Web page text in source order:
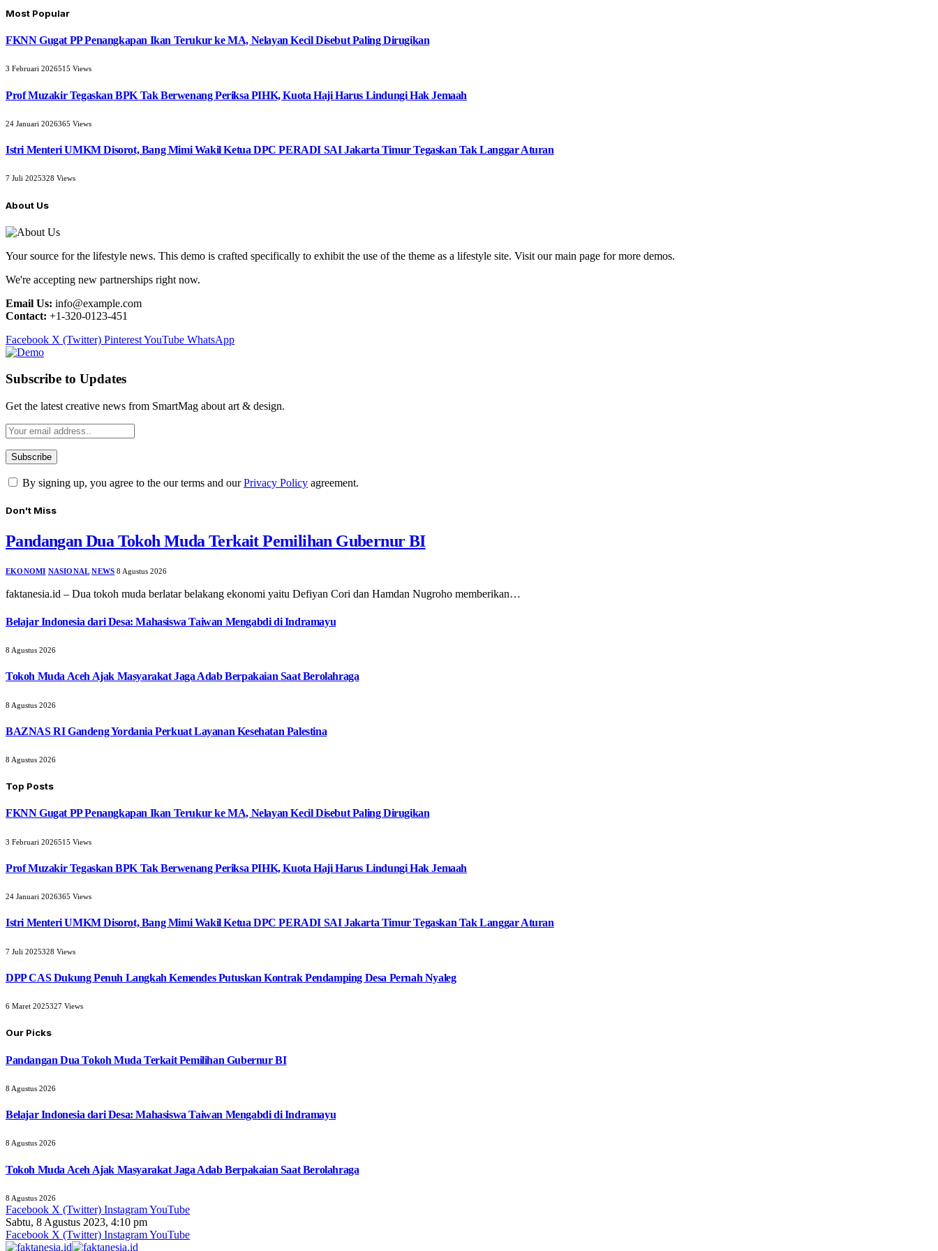
Most Popular
FKNN Gugat PP Penangkapan Ikan Terukur ke MA, Nelayan Kecil Disebut Paling Dirugikan
3 Februari 2026515 Views
Prof Muzakir Tegaskan BPK Tak Berwenang Periksa PIHK, Kuota Haji Harus Lindungi Hak Jemaah
24 Januari 2026365 Views
Istri Menteri UMKM Disorot, Bang Mimi Wakil Ketua DPC PERADI SAI Jakarta Timur Tegaskan Tak Langgar Aturan
7 Juli 2025328 Views
About Us
Your source for the lifestyle news. This demo is crafted specifically to exhibit the use of the theme as a lifestyle site. Visit our main page for more demos.
We're accepting new partnerships right now.
Email Us: info@example.com
Contact: +1-320-0123-451
Facebook X (Twitter) PinterestYouTube WhatsApp
Subscribe to Updates
Get the latest creative news from SmartMag about art & design.
By signing up, you agree to the our terms and ourPrivacy Policy agreement.
Don't Miss
Pandangan Dua Tokoh Muda Terkait Pemilihan Gubernur BI
EKONOMI NASIONAL NEWS 8 Agustus 2026
faktanesia.id – Dua tokoh muda berlatar belakang ekonomi yaitu Defiyan Cori dan Hamdan Nugroho memberikan…
Belajar Indonesia dari Desa: Mahasiswa Taiwan Mengabdi di Indramayu
8 Agustus 2026
Tokoh Muda Aceh Ajak Masyarakat Jaga Adab Berpakaian Saat Berolahraga
8 Agustus 2026
BAZNAS RI Gandeng Yordania Perkuat Layanan Kesehatan Palestina
8 Agustus 2026
Top Posts
FKNN Gugat PP Penangkapan Ikan Terukur ke MA, Nelayan Kecil Disebut Paling Dirugikan
3 Februari 2026515 Views
Prof Muzakir Tegaskan BPK Tak Berwenang Periksa PIHK, Kuota Haji Harus Lindungi Hak Jemaah
24 Januari 2026365 Views
Istri Menteri UMKM Disorot, Bang Mimi Wakil Ketua DPC PERADI SAI Jakarta Timur Tegaskan Tak Langgar Aturan
7 Juli 2025328 Views
DPP CAS Dukung Penuh Langkah Kemendes Putuskan Kontrak Pendamping Desa Pernah Nyaleg
6 Maret 2025327 Views
Our Picks
Pandangan Dua Tokoh Muda Terkait Pemilihan Gubernur BI
8 Agustus 2026
Belajar Indonesia dari Desa: Mahasiswa Taiwan Mengabdi di Indramayu
8 Agustus 2026
Tokoh Muda Aceh Ajak Masyarakat Jaga Adab Berpakaian Saat Berolahraga
8 Agustus 2026
Facebook X (Twitter) InstagramYouTube
Sabtu, 8 Agustus 2023, 4:10 pm
Facebook X (Twitter) InstagramYouTube